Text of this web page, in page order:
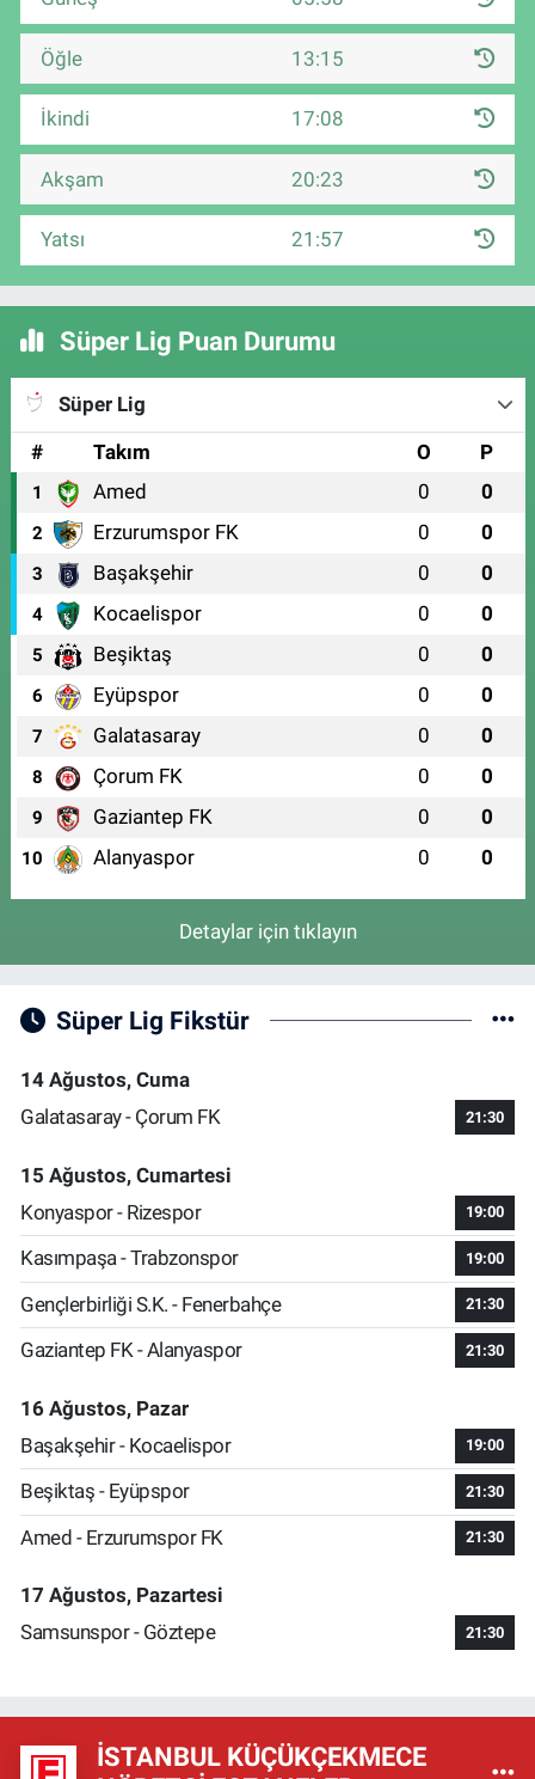
Öğle 13:15
İkindi 17:08
Akşam 20:23
Yatsı 21:57
Süper Lig Puan Durumu
Süper Lig
#
Takım O P
1 Amed 0 0
2 Erzurumspor FK 0 0
3 Başakşehir 0 0
4 Kocaelispor 0 0
5 Beşiktaş 0 0
6 Eyüpspor 0 0
7 Galatasaray 0 0
8 Çorum FK 0 0
9 Gaziantep FK 0 0
10 Alanyaspor 0 0
Detaylar için tıklayın
Süper Lig Fikstür
14 Ağustos, Cuma
Galatasaray - Çorum FK
21:30
15 Ağustos, Cumartesi
Konyaspor - Rizespor
19:00
Kasımpaşa - Trabzonspor 19:00
Gençlerbirliği S.K. - Fenerbahçe 21:30
Gaziantep FK - Alanyaspor 21:30
16 Ağustos, Pazar
Başakşehir - Kocaelispor
19:00
Beşiktaş - Eyüpspor 21:30
Amed - Erzurumspor FK 21:30
17 Ağustos, Pazartesi
Samsunspor - Göztepe
21:30
İSTANBUL KÜÇÜKÇEKMECE